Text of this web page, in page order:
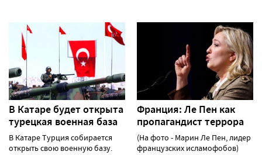
В Катаре будет открыта
турецкая военная база
В Катаре Турция собирается
открыть свою военную базу.
Франция: Ле Пен как
пропагандист террора
(На фото - Марин Ле Пен, лидер
французских исламофобов)